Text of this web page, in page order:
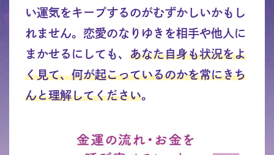
い運気をキープするのがむずかしいかもし
れません。恋愛のなりゆきを相手や他人に
まかせるにしても、 あなた自身も状況をよ
く見て、何が起こっているのかを常にきち
んと理解してください。